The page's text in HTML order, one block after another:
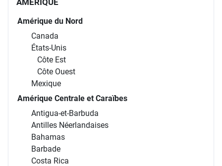
Amérique du Nord
Canada
États-Unis
Côte Est
Côte Ouest
Mexique
Amérique Centrale et Caraïbes
Antigua-et-Barbuda
Antilles Néerlandaises
Bahamas
Barbade
Costa Rica